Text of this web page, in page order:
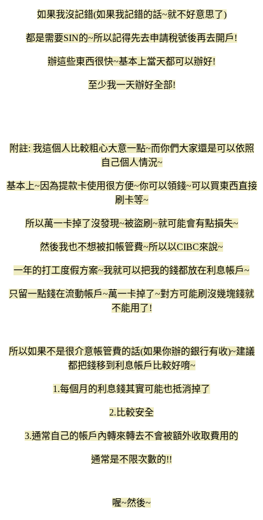
如果我沒記錯(如果我記錯的話~就不好意思了)
都是需要SIN的~所以記得先去申請稅號後再去開戶!
辦這些東西很快~基本上當天都可以辦好!
至少我一天辦好全部!
附註: 我這個人比較粗心大意一點~而你們大家還是可以依照
自己個人情況~
基本上~因為提款卡使用很方便~你可以領錢~可以買東西直接
刷卡等~
所以萬一卡掉了沒發現~被盜刷~就可能會有點損失~
然後我也不想被扣帳管費~所以以CIBC來說~
一年的打工度假方案~我就可以把我的錢都放在利息帳戶~
只留一點錢在流動帳戶~萬一卡掉了~對方可能刷沒幾塊錢就
不能用了!
所以如果不是很介意帳管費的話(如果你辦的銀行有收)~建議
都把錢移到利息帳戶比較好唷~
1.每個月的利息錢其實可能也抵消掉了
2.比較安全
3.通常自己的帳戶內轉來轉去不會被額外收取費用的
通常是不限次數的!!
喔~然後~